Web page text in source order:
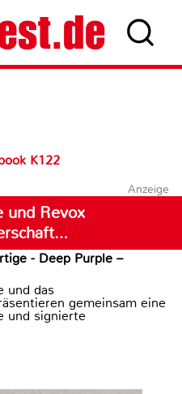
K122
Anzeige
und Revox
- Deep Purple –
und das
gemeinsam eine
und signierte